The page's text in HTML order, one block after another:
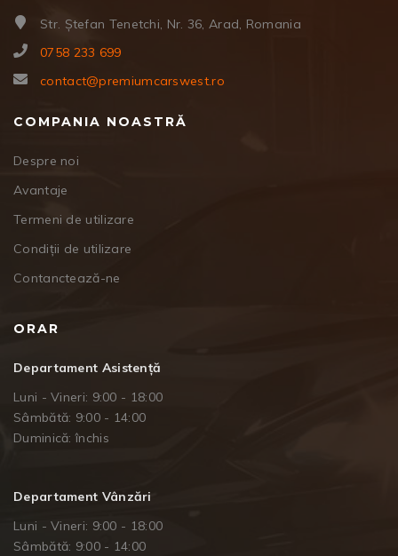
Str. Ștefan Tenetchi, Nr. 36, Arad, Romania
0758 233 699
contact@premiumcarswest.ro
COMPANIA NOASTRĂ
Despre noi
Avantaje
Termeni de utilizare
Condiții de utilizare
Contanctează-ne
ORAR
Departament Asistență
Luni - Vineri: 9:00 - 18:00
Sâmbătă: 9:00 - 14:00
Duminică: închis
Departament Vânzări
Luni - Vineri: 9:00 - 18:00
Sâmbătă: 9:00 - 14:00